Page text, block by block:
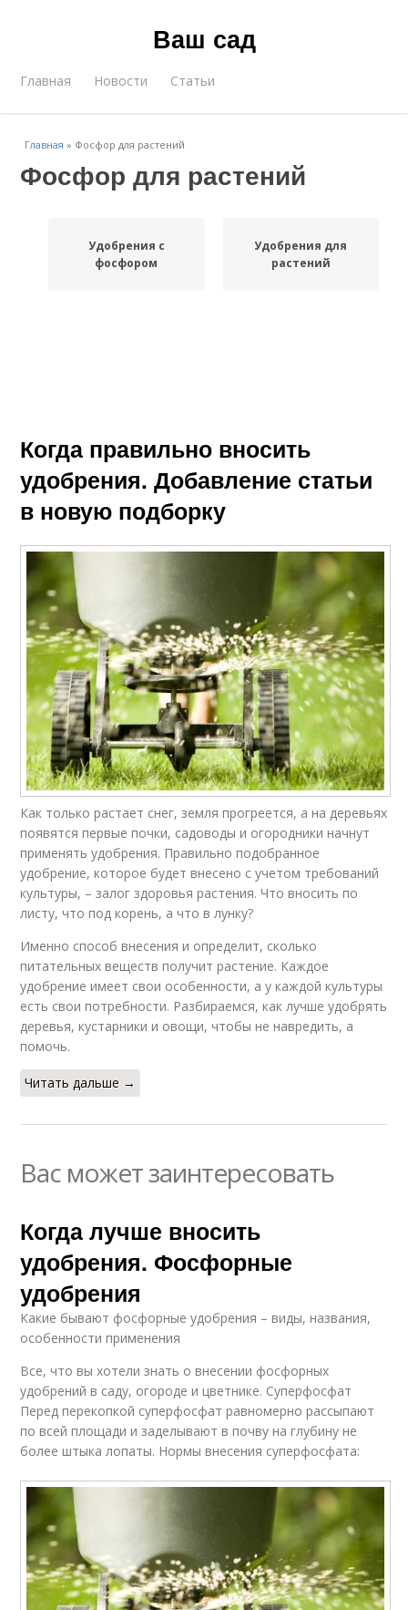
Ваш сад
Главная Новости Статьи
Главная » Фосфор для растений
Фосфор для растений
Удобрения с
фосфором
Удобрения для
растений
Когда правильно вносить
удобрения. Добавление статьи
в новую подборку
Как только растает снег, земля прогреется, а на деревьях
появятся первые почки, садоводы и огородники начнут
применять удобрения. Правильно подобранное
удобрение, которое будет внесено с учетом требований
культуры, – залог здоровья растения. Что вносить по
листу, что под корень, а что в лунку?
Именно способ внесения и определит, сколько
питательных веществ получит растение. Каждое
удобрение имеет свои особенности, а у каждой культуры
есть свои потребности. Разбираемся, как лучше удобрять
деревья, кустарники и овощи, чтобы не навредить, а
помочь.
Читать дальше →
Вас может заинтересовать
Когда лучше вносить
удобрения. Фосфорные
удобрения
Какие бывают фосфорные удобрения – виды, названия,
особенности применения
Все, что вы хотели знать о внесении фосфорных
удобрений в саду, огороде и цветнике. Суперфосфат
Перед перекопкой суперфосфат равномерно рассыпают
по всей площади и заделывают в почву на глубину не
более штыка лопаты. Нормы внесения суперфосфата: